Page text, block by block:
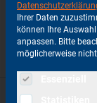
Ihrer Daten
können Ihre
anpassen. Bitte
möglicherweise
Es folgt eine